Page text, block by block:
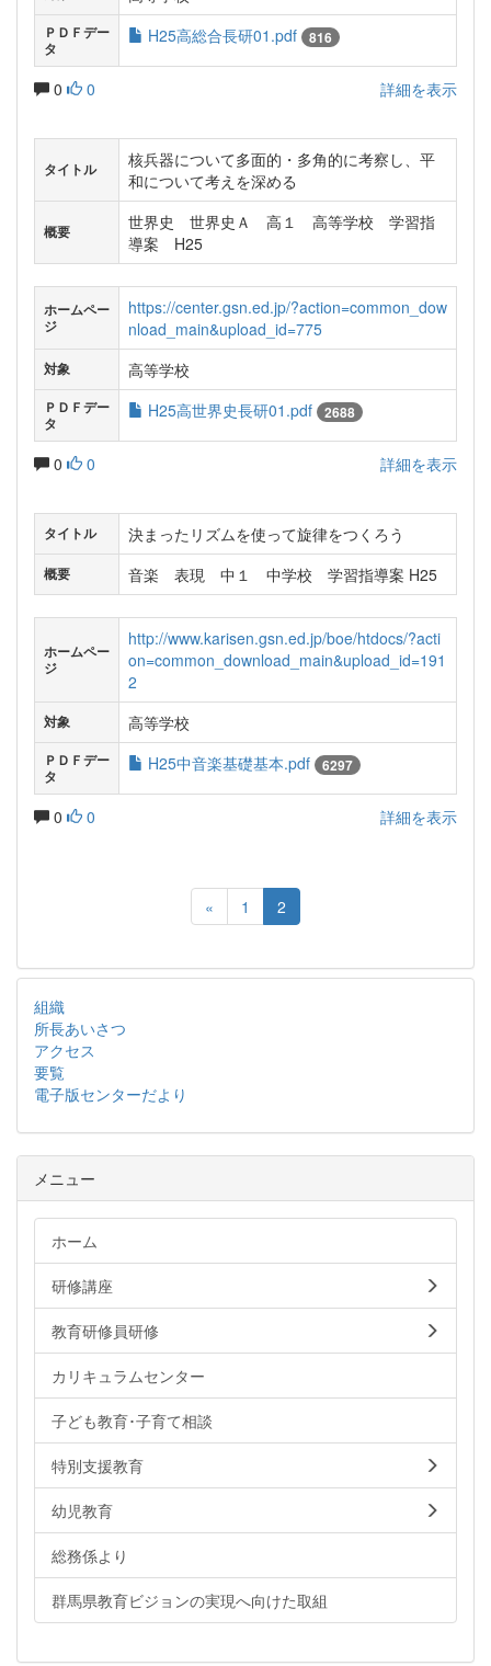
ＰＤＦデー
タ
H25高総合長研01.pdf 816
0 0 詳細を表示
タイトル
核兵器について多面的・多角的に考察し、平
和について考えを深める
概要
世界史 世界史Ａ 高１ 高等学校 学習指
導案 H25
ホームペー
ジ
https://center.gsn.ed.jp/?action=common_dow
nload_main&upload_id=775
対象 高等学校
ＰＤＦデー
タ
H25高世界史長研01.pdf 2688
0 0 詳細を表示
タイトル 決まったリズムを使って旋律をつくろう
概要 音楽 表現 中１ 中学校 学習指導案 H25
ホームペー
ジ
http://www.karisen.gsn.ed.jp/boe/htdocs/?acti
on=common_download_main&upload_id=191
2
対象 高等学校
ＰＤＦデー
タ
H25中音楽基礎基本.pdf 6297
0 0 詳細を表示
« 1 2
組織
所長あいさつ
アクセス
要覧
電子版センターだより
メニュー
ホーム
研修講座
教育研修員研修
カリキュラムセンター
子ども教育･子育て相談
特別支援教育
幼児教育
総務係より
群馬県教育ビジョンの実現へ向けた取組